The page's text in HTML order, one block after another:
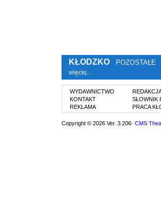
KŁODZKO POZOSTAŁE
więcej…
WYDAWNICTWO
KONTAKT
REKLAMA
SŁOWNIK
PRACA
Copyright © 2026 Ver. 3.206· CMS Thea